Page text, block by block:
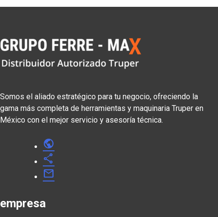
Somos el aliado estratégico para tu negocio, ofreciendo la
gama más completa de herramientas y maquinaria Truper en
México con el mejor servicio y asesoría técnica.
public
share
mail
empresa